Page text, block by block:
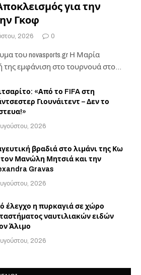
για την
Γκοφ
2026 0
του novasports.gr Η Μαρία
εμφάνιση στο τουρνουά στο…
«Από το FIFA στη
Γιουνάιτεντ – Δεν το
2026
βραδιά στο λιμάνι της Κω
τον Μανώλη Μητσιά και την
Gravas
2026
έλεγχο η πυρκαγιά σε χώρο
ναυτιλιακών ειδών
Άλιμο
2026